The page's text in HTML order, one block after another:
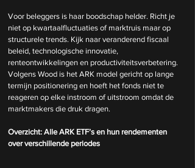
Voor beleggers is haar boodschap helder. Richt je
niet op kwartaalfluctuaties of marktruis maar op
structurele trends. Kijk naar veranderend fiscaal
beleid, technologische innovatie,
renteontwikkelingen en productiviteitsverbetering.
Volgens Wood is het ARK model gericht op lange
termijn positionering en hoeft het fonds niet te
reageren op elke instroom of uitstroom omdat de
marktmakers die druk dragen.
Overzicht: Alle ARK ETF’s en hun rendementen
over verschillende periodes